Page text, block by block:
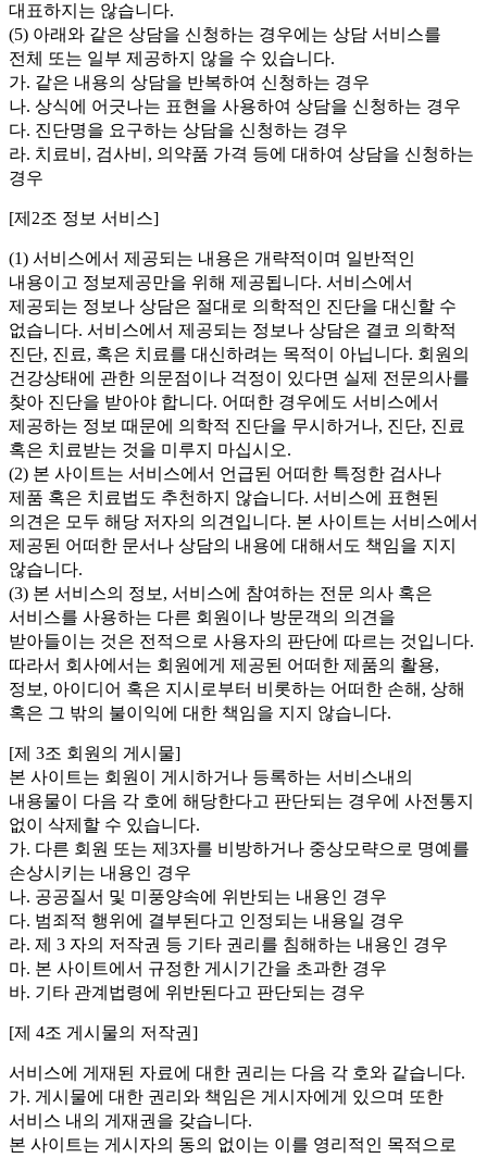
대표하지는 않습니다.
(5) 아래와 같은 상담을 신청하는 경우에는 상담 서비스를
전체 또는 일부 제공하지 않을 수 있습니다.
가. 같은 내용의 상담을 반복하여 신청하는 경우
나. 상식에 어긋나는 표현을 사용하여 상담을 신청하는 경우
다. 진단명을 요구하는 상담을 신청하는 경우
라. 치료비, 검사비, 의약품 가격 등에 대하여 상담을 신청하는
경우
[제2조 정보 서비스]
(1) 서비스에서 제공되는 내용은 개략적이며 일반적인
내용이고 정보제공만을 위해 제공됩니다. 서비스에서
제공되는 정보나 상담은 절대로 의학적인 진단을 대신할 수
없습니다. 서비스에서 제공되는 정보나 상담은 결코 의학적
진단, 진료, 혹은 치료를 대신하려는 목적이 아닙니다. 회원의
건강상태에 관한 의문점이나 걱정이 있다면 실제 전문의사를
찾아 진단을 받아야 합니다. 어떠한 경우에도 서비스에서
제공하는 정보 때문에 의학적 진단을 무시하거나, 진단, 진료
혹은 치료받는 것을 미루지 마십시오.
(2) 본 사이트는 서비스에서 언급된 어떠한 특정한 검사나
제품 혹은 치료법도 추천하지 않습니다. 서비스에 표현된
의견은 모두 해당 저자의 의견입니다. 본 사이트는 서비스에서
제공된 어떠한 문서나 상담의 내용에 대해서도 책임을 지지
않습니다.
(3) 본 서비스의 정보, 서비스에 참여하는 전문 의사 혹은
서비스를 사용하는 다른 회원이나 방문객의 의견을
받아들이는 것은 전적으로 사용자의 판단에 따르는 것입니다.
따라서 회사에서는 회원에게 제공된 어떠한 제품의 활용,
정보, 아이디어 혹은 지시로부터 비롯하는 어떠한 손해, 상해
혹은 그 밖의 불이익에 대한 책임을 지지 않습니다.
[제 3조 회원의 게시물]
본 사이트는 회원이 게시하거나 등록하는 서비스내의
내용물이 다음 각 호에 해당한다고 판단되는 경우에 사전통지
없이 삭제할 수 있습니다.
가. 다른 회원 또는 제3자를 비방하거나 중상모략으로 명예를
손상시키는 내용인 경우
나. 공공질서 및 미풍양속에 위반되는 내용인 경우
다. 범죄적 행위에 결부된다고 인정되는 내용일 경우
라. 제 3 자의 저작권 등 기타 권리를 침해하는 내용인 경우
마. 본 사이트에서 규정한 게시기간을 초과한 경우
바. 기타 관계법령에 위반된다고 판단되는 경우
[제 4조 게시물의 저작권]
서비스에 게재된 자료에 대한 권리는 다음 각 호와 같습니다.
가. 게시물에 대한 권리와 책임은 게시자에게 있으며 또한
서비스 내의 게재권을 갖습니다.
본 사이트는 게시자의 동의 없이는 이를 영리적인 목적으로